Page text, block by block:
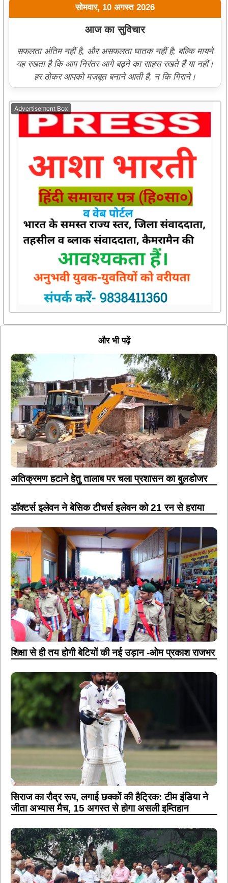
सोमवार, 10 अगस्त 2026
आज का सुविचार
सफलता अंतिम नहीं है, और असफलता घातक नहीं है; बल्कि मायने
यह रखता है कि आप निरंतर आगे बढ़ने का साहस रखते हैं या नहीं।
हर ठोकर आपको मजबूत बनाने आती है, न कि गिराने।
Advertisement Box
और भी पढ़ें
अतिक्रमण हटाने हेतु तालाब पर चला प्रशासन का बुलडोजर
डॉक्टर्स इलेवन ने बेसिक टीचर्स इलेवन को 21 रन से हराया
शिक्षा से ही तय होगी बेटियों की नई उड़ान -ओम प्रकाश राजभर
सिराज का रौद्र रूप, लगाई छक्कों की हैट्रिक: टीम इंडिया ने
जीता अभ्यास मैच, 15 अगस्त से होगा असली इम्तिहान